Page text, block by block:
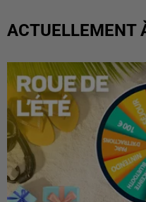
ACTUELLEMENT